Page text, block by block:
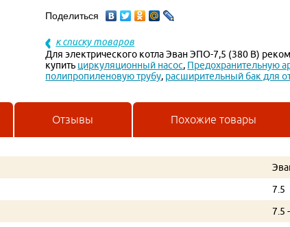
Поделиться
к списку товаров
Для электрического котла Эван ЭПО-7,5 (380 В)
купить циркуляционный насос, Предохранительную
полипропиленовую трубу, расширительный бак для
Отзывы Похожие товары
7.5
7.5